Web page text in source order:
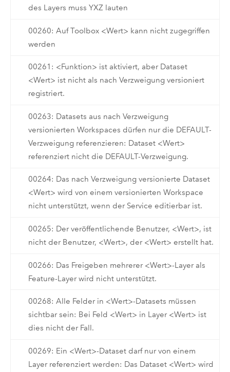
des Layers muss YXZ lauten
00260: Auf Toolbox <Wert> kann nicht zugegriffen
werden
00261: <Funktion> ist aktiviert, aber Dataset
<Wert> ist nicht als nach Verzweigung versioniert
registriert.
00263: Datasets aus nach Verzweigung
versionierten Workspaces dürfen nur die DEFAULT-
Verzweigung referenzieren: Dataset <Wert>
referenziert nicht die DEFAULT-Verzweigung.
00264: Das nach Verzweigung versionierte Dataset
<Wert> wird von einem versionierten Workspace
nicht unterstützt, wenn der Service editierbar ist.
00265: Der veröffentlichende Benutzer, <Wert>, ist
nicht der Benutzer, <Wert>, der <Wert> erstellt hat.
00266: Das Freigeben mehrerer <Wert>-Layer als
Feature-Layer wird nicht unterstützt.
00268: Alle Felder in <Wert>-Datasets müssen
sichtbar sein: Bei Feld <Wert> in Layer <Wert> ist
dies nicht der Fall.
00269: Ein <Wert>-Dataset darf nur von einem
Layer referenziert werden: Das Dataset <Wert> wird